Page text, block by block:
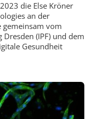
die Else Kröner
an der
gemeinsam vom
(IPF) und dem
Gesundheit